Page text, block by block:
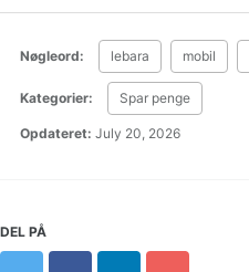
Nøgleord: lebara mobil
Kategorier: Spar penge
Opdateret: July 20, 2026
DEL PÅ